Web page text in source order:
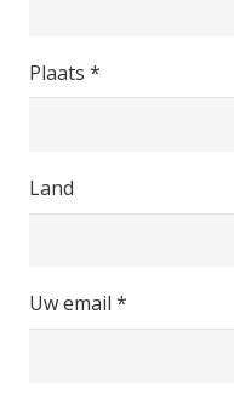
Plaats *
Land
Uw email *